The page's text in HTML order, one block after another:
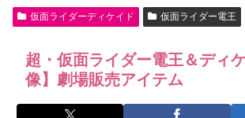
仮面ライダーディケイド 仮面ライダー電王
超・仮面ライダー電王＆ディ
像】劇場販売アイテム